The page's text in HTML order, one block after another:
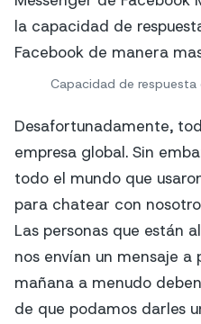
Capacidad de
Desafortunadamente,
empresa global. Sin
todo el mundo que
para chatear con
Las personas que están
nos envían un mensaje
mañana a menudo
de que podamos darles